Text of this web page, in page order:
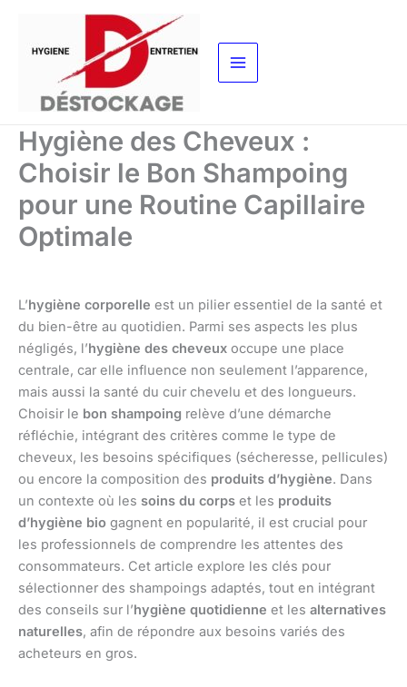
contenu
Hygiène des Cheveux :
Choisir le Bon Shampoing
pour une Routine Capillaire
Optimale
L’hygiène corporelle est un pilier essentiel de la santé et
du bien-être au quotidien. Parmi ses aspects les plus
négligés, l’hygiène des cheveux occupe une place
centrale, car elle influence non seulement l’apparence,
mais aussi la santé du cuir chevelu et des longueurs.
Choisir le bon shampoing relève d’une démarche
réfléchie, intégrant des critères comme le type de
cheveux, les besoins spécifiques (sécheresse, pellicules)
ou encore la composition des produits d’hygiène. Dans
un contexte où les soins du corps et les produits
d’hygiène bio gagnent en popularité, il est crucial pour
les professionnels de comprendre les attentes des
consommateurs. Cet article explore les clés pour
sélectionner des shampoings adaptés, tout en intégrant
des conseils sur l’hygiène quotidienne et les alternatives
naturelles, afin de répondre aux besoins variés des
acheteurs en gros.